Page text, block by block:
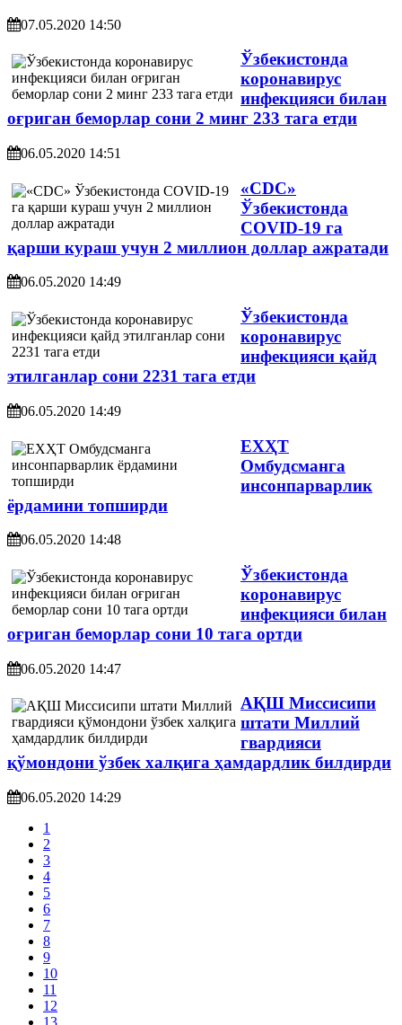
07.05.2020 14:50
Ўзбекистонда
коронавирус
инфекцияси билан
оғриган беморлар сони 2 минг 233 тага етди
06.05.2020 14:51
«CDC»
Ўзбекистонда
COVID-19 га
қарши кураш учун 2 миллион доллар ажратади
06.05.2020 14:49
Ўзбекистонда
коронавирус
инфекцияси қайд
этилганлар сони 2231 тага етди
06.05.2020 14:49
ЕХҲТ
Омбудсманга
инсонпарварлик
ёрдамини топширди
06.05.2020 14:48
Ўзбекистонда
коронавирус
инфекцияси билан
оғриган беморлар сони 10 тага ортди
06.05.2020 14:47
АҚШ Миссисипи
штати​ Миллий
гвардияси
қўмондони ўзбек халқига ҳамдардлик билдирди
06.05.2020 14:29
1
2
3
4
5
6
7
8
9
10
11
12